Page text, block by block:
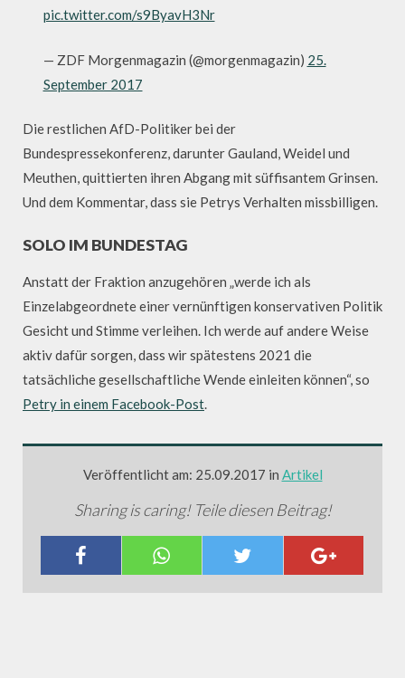
pic.twitter.com/s9ByavH3Nr
— ZDF Morgenmagazin (@morgenmagazin) 25.
September 2017
Die restlichen AfD-Politiker bei der
Bundespressekonferenz, darunter Gauland, Weidel und
Meuthen, quittierten ihren Abgang mit süffisantem Grinsen.
Und dem Kommentar, dass sie Petrys Verhalten missbilligen.
SOLO IM BUNDESTAG
Anstatt der Fraktion anzugehören „werde ich als
Einzelabgeordnete einer vernünftigen konservativen Politik
Gesicht und Stimme verleihen. Ich werde auf andere Weise
aktiv dafür sorgen, dass wir spätestens 2021 die
tatsächliche gesellschaftliche Wende einleiten können“, so
Petry in einem Facebook-Post.
Veröffentlicht am: 25.09.2017 in Artikel
Sharing is caring! Teile diesen Beitrag!